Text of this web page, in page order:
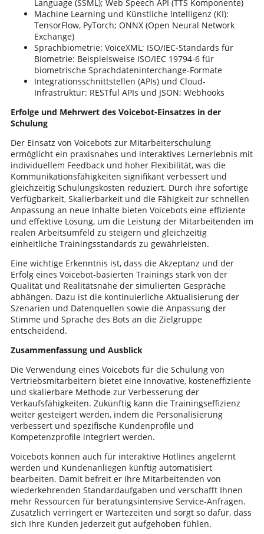
Language (SSML); Web Speech API (TTS Komponente)
Machine Learning und Künstliche Intelligenz (KI):
TensorFlow, PyTorch; ONNX (Open Neural Network
Exchange)
Sprachbiometrie: VoiceXML; ISO/IEC-Standards für
Biometrie: Beispielsweise ISO/IEC 19794-6 für
biometrische Sprachdateninterchange-Formate
Integrationsschnittstellen (APIs) und Cloud-
Infrastruktur: RESTful APIs und JSON; Webhooks
Erfolge und Mehrwert des Voicebot-Einsatzes in der
Schulung
Der Einsatz von Voicebots zur Mitarbeiterschulung
ermöglicht ein praxisnahes und interaktives Lernerlebnis mit
individuellem Feedback und hoher Flexibilität, was die
Kommunikationsfähigkeiten signifikant verbessert und
gleichzeitig Schulungskosten reduziert. Durch ihre sofortige
Verfügbarkeit, Skalierbarkeit und die Fähigkeit zur schnellen
Anpassung an neue Inhalte bieten Voicebots eine effiziente
und effektive Lösung, um die Leistung der Mitarbeitenden im
realen Arbeitsumfeld zu steigern und gleichzeitig
einheitliche Trainingsstandards zu gewährleisten.
Eine wichtige Erkenntnis ist, dass die Akzeptanz und der
Erfolg eines Voicebot-basierten Trainings stark von der
Qualität und Realitätsnähe der simulierten Gespräche
abhängen. Dazu ist die kontinuierliche Aktualisierung der
Szenarien und Datenquellen sowie die Anpassung der
Stimme und Sprache des Bots an die Zielgruppe
entscheidend.
Zusammenfassung und Ausblick
Die Verwendung eines Voicebots für die Schulung von
Vertriebsmitarbeitern bietet eine innovative, kosteneffiziente
und skalierbare Methode zur Verbesserung der
Verkaufsfähigkeiten. Zukünftig kann die Trainingseffizienz
weiter gesteigert werden, indem die Personalisierung
verbessert und spezifische Kundenprofile und
Kompetenzprofile integriert werden.
Voicebots können auch für interaktive Hotlines angelernt
werden und Kundenanliegen künftig automatisiert
bearbeiten. Damit befreit er Ihre Mitarbeitenden von
wiederkehrenden Standardaufgaben und verschafft Ihnen
mehr Ressourcen für beratungsintensive Service-Anfragen.
Zusätzlich verringert er Wartezeiten und sorgt so dafür, dass
sich Ihre Kunden jederzeit gut aufgehoben fühlen.